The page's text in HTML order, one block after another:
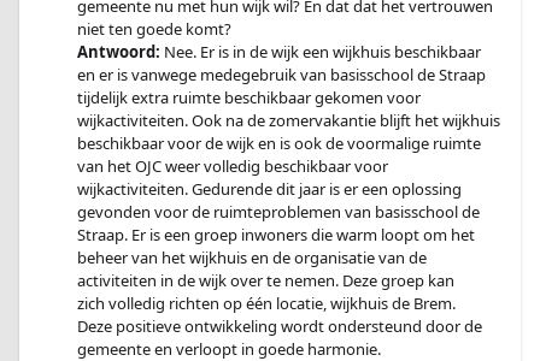
gemeente nu met hun wijk wil? En dat dat het vertrouwen
niet ten goede komt?
Antwoord: Nee. Er is in de wijk een wijkhuis beschikbaar
en er is vanwege medegebruik van basisschool de Straap
tijdelijk extra ruimte beschikbaar gekomen voor
wijkactiviteiten. Ook na de zomervakantie blijft het wijkhuis
beschikbaar voor de wijk en is ook de voormalige ruimte
van het OJC weer volledig beschikbaar voor
wijkactiviteiten. Gedurende dit jaar is er een oplossing
gevonden voor de ruimteproblemen van basisschool de
Straap. Er is een groep inwoners die warm loopt om het
beheer van het wijkhuis en de organisatie van de
activiteiten in de wijk over te nemen. Deze groep kan
zich volledig richten op één locatie, wijkhuis de Brem.
Deze positieve ontwikkeling wordt ondersteund door de
gemeente en verloopt in goede harmonie.